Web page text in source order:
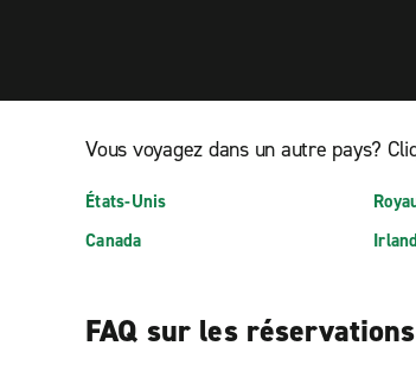
Vous voyagez dans un autre pays?
États-Unis
Canada
FAQ sur les